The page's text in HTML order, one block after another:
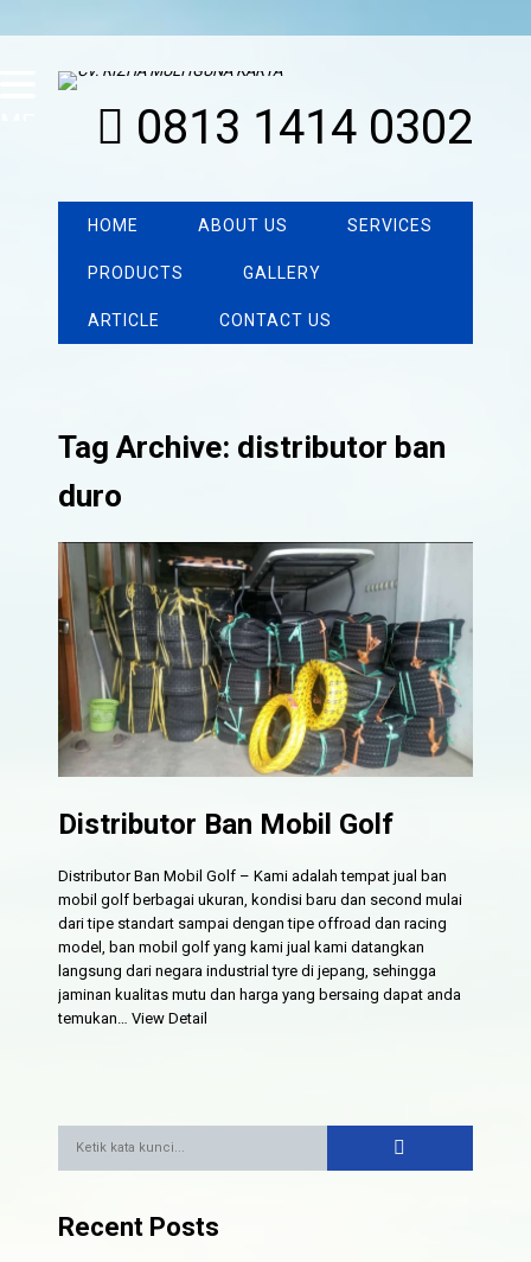
0813 1414 0302
HOME ABOUT US SERVICES
PRODUCTS GALLERY
ARTICLE CONTACT US
Tag Archive: distributor ban
duro
Distributor Ban Mobil Golf
Distributor Ban Mobil Golf – Kami adalah tempat jual ban
mobil golf berbagai ukuran, kondisi baru dan second mulai
dari tipe standart sampai dengan tipe offroad dan racing
model, ban mobil golf yang kami jual kami datangkan
langsung dari negara industrial tyre di jepang, sehingga
jaminan kualitas mutu dan harga yang bersaing dapat anda
temukan…View Detail
Recent Posts